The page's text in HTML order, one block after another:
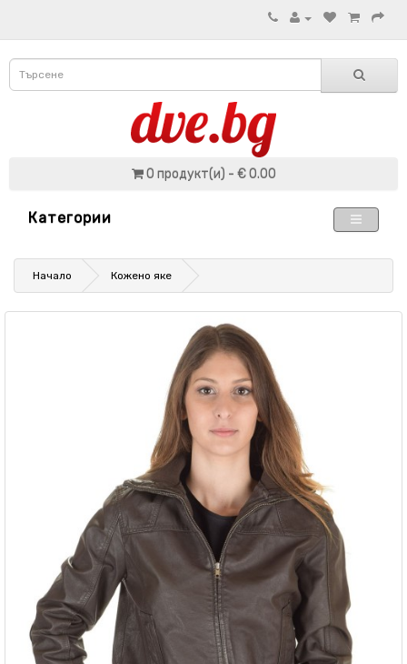
0 продукт(и) - € 0.00
Категории
Начало Кожено яке